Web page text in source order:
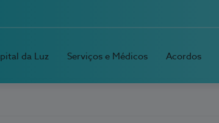
da Luz Serviços e Médicos Acordos